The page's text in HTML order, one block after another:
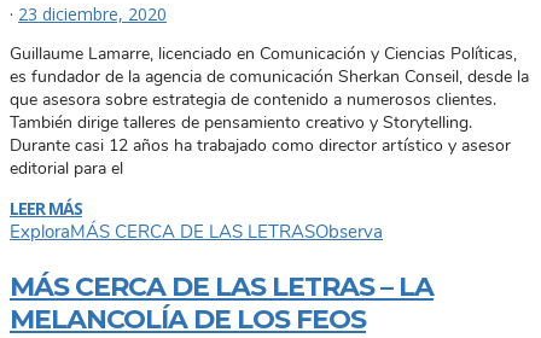
· 23 diciembre, 2020
Guillaume Lamarre, licenciado en Comunicación y Ciencias Políticas,
es fundador de la agencia de comunicación Sherkan Conseil, desde la
que asesora sobre estrategia de contenido a numerosos clientes.
También dirige talleres de pensamiento creativo y Storytelling.
Durante casi 12 años ha trabajado como director artístico y asesor
editorial para el
LEER MÁS
ExploraMÁS CERCA DE LAS LETRASObserva
MÁS CERCA DE LAS LETRAS – LA
MELANCOLÍA DE LOS FEOS